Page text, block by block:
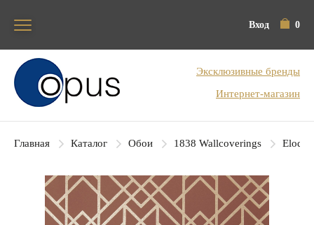
Вход 0
Блок поиска
Эксклюзивные бренды
Интернет-магазин
Главная Каталог Обои 1838 Wallcoverings Elodie